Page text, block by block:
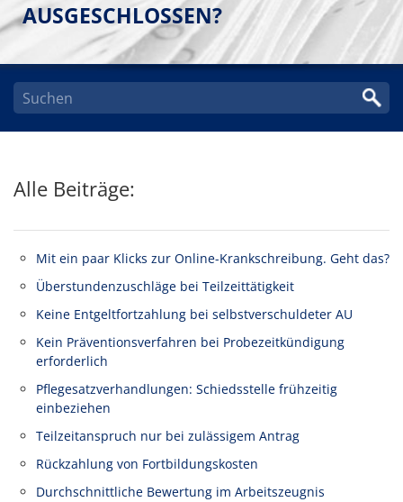
AUSGESCHLOSSEN?
Alle Beiträge:
Mit ein paar Klicks zur Online-Krankschreibung. Geht das?
Überstundenzuschläge bei Teilzeittätigkeit
Keine Entgeltfortzahlung bei selbstverschuldeter AU
Kein Präventionsverfahren bei Probezeitkündigung
erforderlich
Pflegesatzverhandlungen: Schiedsstelle frühzeitig
einbeziehen
Teilzeitanspruch nur bei zulässigem Antrag
Rückzahlung von Fortbildungskosten
Durchschnittliche Bewertung im Arbeitszeugnis